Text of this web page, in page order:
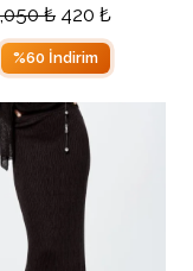
₺ 420 ₺
%60 İndirim